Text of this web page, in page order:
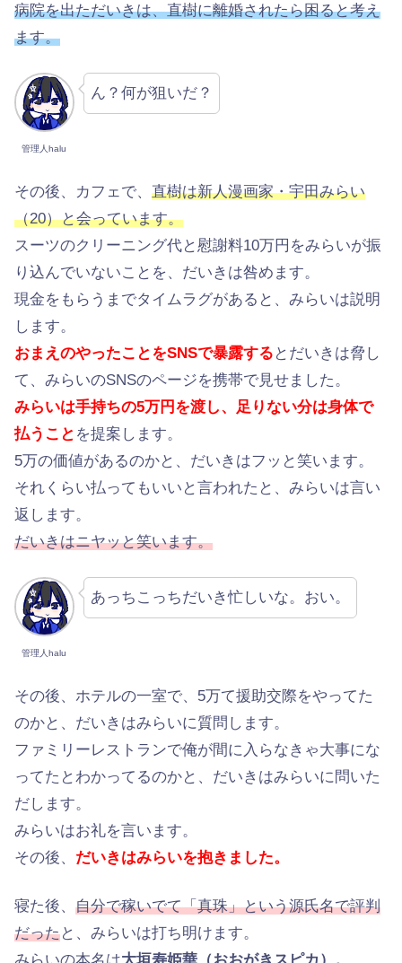
病院を出ただいきは、直樹に離婚されたら困ると考え
ます。
管理人halu
ん？何が狙いだ？
その後、カフェで、 直樹は新人漫画家・宇田みらい
（20）と会っています。
スーツのクリーニング代と慰謝料10万円をみらいが振
り込んでいないことを、だいきは咎めます。
現金をもらうまでタイムラグがあると、みらいは説明
します。
おまえのやったことをSNSで暴露する とだいきは脅し
て、みらいのSNSのページを携帯で見せました。
みらいは手持ちの5万円を渡し、足りない分は身体で
払うこと を提案します。
5万の価値があるのかと、だいきはフッと笑います。
それくらい払ってもいいと言われたと、みらいは言い
返します。
だいきはニヤッと笑います。
管理人halu
あっちこっちだいき忙しいな。おい。
その後、ホテルの一室で、5万て援助交際をやってた
のかと、だいきはみらいに質問します。
ファミリーレストランで俺が間に入らなきゃ大事にな
ってたとわかってるのかと、だいきはみらいに問いた
だします。
みらいはお礼を言います。
その後、 だいきはみらいを抱きました。
寝た後、 自分で稼いでて「真珠」という源氏名で評判
だったと、みらいは打ち明けます。